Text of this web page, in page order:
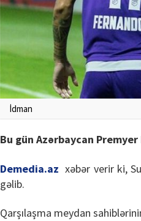
İdman
Bu gün Azərbaycan
Demedia.az xəbər verir ki,
gəlib.
Qarşılaşma meydan